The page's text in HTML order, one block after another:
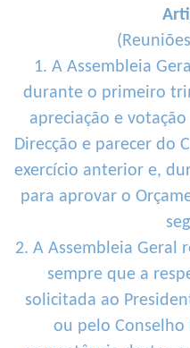
1. A Assembleia
durante o primeiro
apreciação e
Direcção e parecer do
exercício anterior e,
para aprovar o
2. A Assembleia
sempre que a
solicitada ao
ou pelo Conselho